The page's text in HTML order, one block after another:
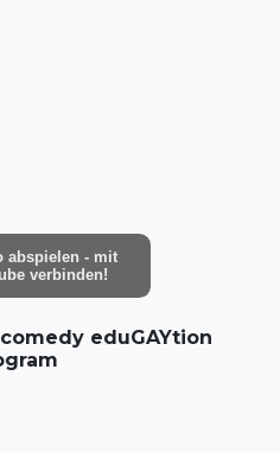
abspielen - mit
verbinden!
eduGAYtion